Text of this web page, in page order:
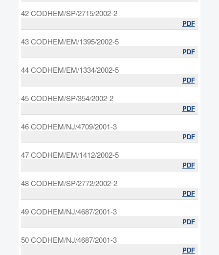
42 CODHEM/SP/2715/2002-2
PDF
43 CODHEM/EM/1395/2002-5
PDF
44 CODHEM/EM/1334/2002-5
PDF
45 CODHEM/SP/354/2002-2
PDF
46 CODHEM/NJ/4709/2001-3
PDF
47 CODHEM/EM/1412/2002-5
PDF
48 CODHEM/SP/2772/2002-2
PDF
49 CODHEM/NJ/4687/2001-3
PDF
50 CODHEM/NJ/4687/2001-3
PDF